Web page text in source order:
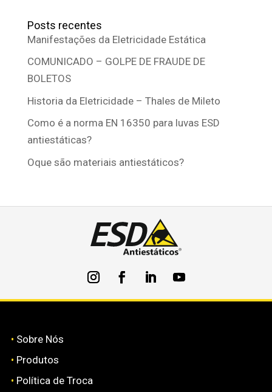
Posts recentes
Manifestações da Eletricidade Estática
COMUNICADO – GOLPE DE FRAUDE DE
BOLETOS
Historia da Eletricidade – Thales de Mileto
Como é a norma EN 16350 para luvas ESD
antiestáticas?
Oque são materiais antiestáticos?
• Sobre Nós
• Produtos
• Política de Troca